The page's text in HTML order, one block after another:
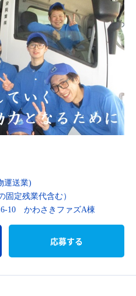
運送業)
定残業代含む）
10 かわさきファズA棟
応募する